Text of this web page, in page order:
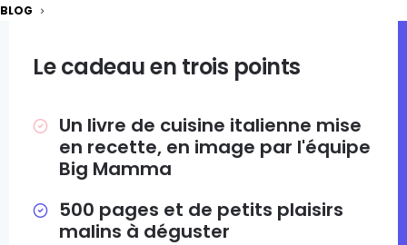
BLOG
Le cadeau en trois points
Un livre de cuisine italienne mise
en recette, en image par l'équipe
Big Mamma
500 pages et de petits plaisirs
malins à déguster